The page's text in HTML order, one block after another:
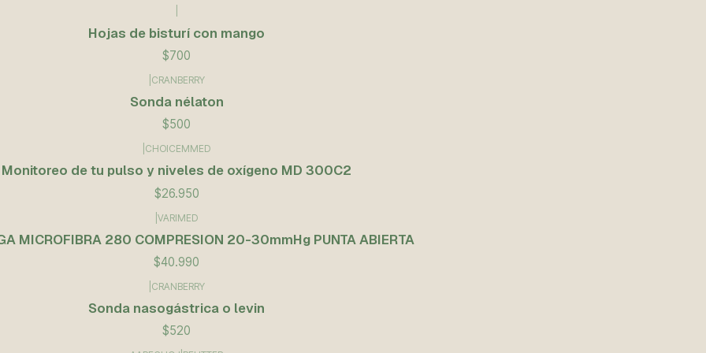
Hojas de bisturí con mango
$700
CRANBERRY
Sonda nélaton
$500
CHOICEMMED
Monitoreo de tu pulso y niveles de oxígeno MD 300C2
$26.950
VARIMED
MICROFIBRA 280 COMPRESION 20-30mmHg PUNTA ABIERTA
$40.990
CRANBERRY
Sonda nasogástrica o levin
$520